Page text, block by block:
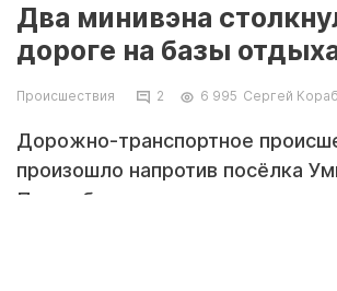
Два минивэна
дороге на базы
Происшествия 2 6 995 Сергей
Дорожно-транспортное
произошло напротив посёлка
Подробности предоставили в